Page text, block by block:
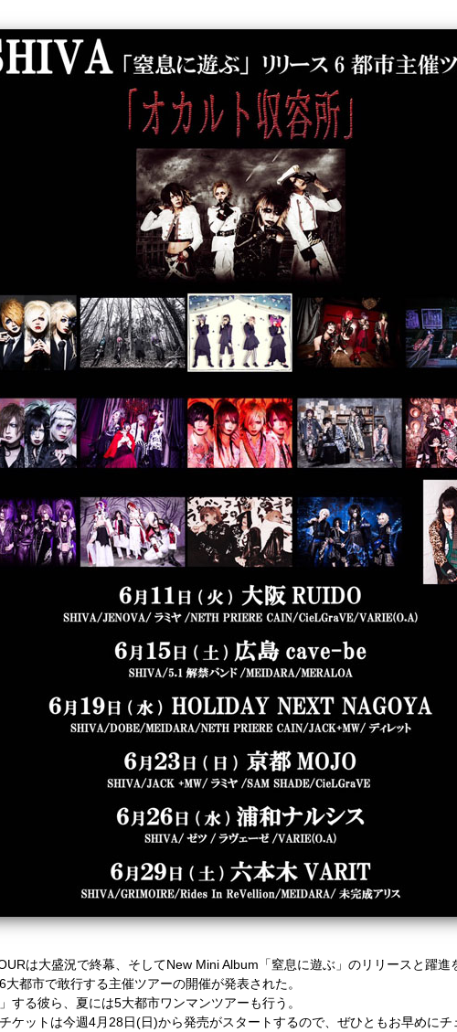
は大盛況で終幕、そしてNew Mini Album「窒息に遊ぶ」のリリースと躍進
都市で敢行する主催ツアーの開催が発表された。
する彼ら、夏には5大都市ワンマンツアーも行う。
ケットは今週4月28日(日)から発売がスタートするので、ぜひともお早めにチ